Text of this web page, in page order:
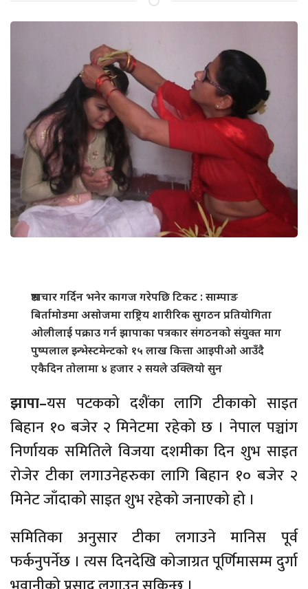
भ्रष्टाचार गर्दिन भनेर कागज गरेपछि टिकट : साम्पाङ
बिर्तामोडमा असोजमा राष्ट्रिय शारीरिक सुगठन प्रतियोगिता
ओलीलाई पक्राउ गर्न झापाका पत्रकार संगठनको संयुक्त माग
पुष्पलाल इन्भेस्टमेन्टको १५ लाख कित्ता आइपीओ आउँदै
एकैदिन तोलामा ४ हजार २ सयले उक्लियो सुन
झापा–यस पटकको दशैंका लागि टीकाको साइत
बिहान १० बजेर २ मिनेटमा रहेको छ । नेपाल पञ्चांग
निर्णायक समितिले विजया दशमीका दिन शुभ साइत
रोजेर टीका लगाउनेहरुका लागि बिहान १० बजेर २
मिनेट जाँदाको साइत शुभ रहेको जनाएको हो ।
समितिका अनुसार टीका लगाउने मानिस पूर्व
फर्कनुपर्नेछ । त्यस दिनदेखि कोजाग्रत पूर्णिमासम्म दुर्गा